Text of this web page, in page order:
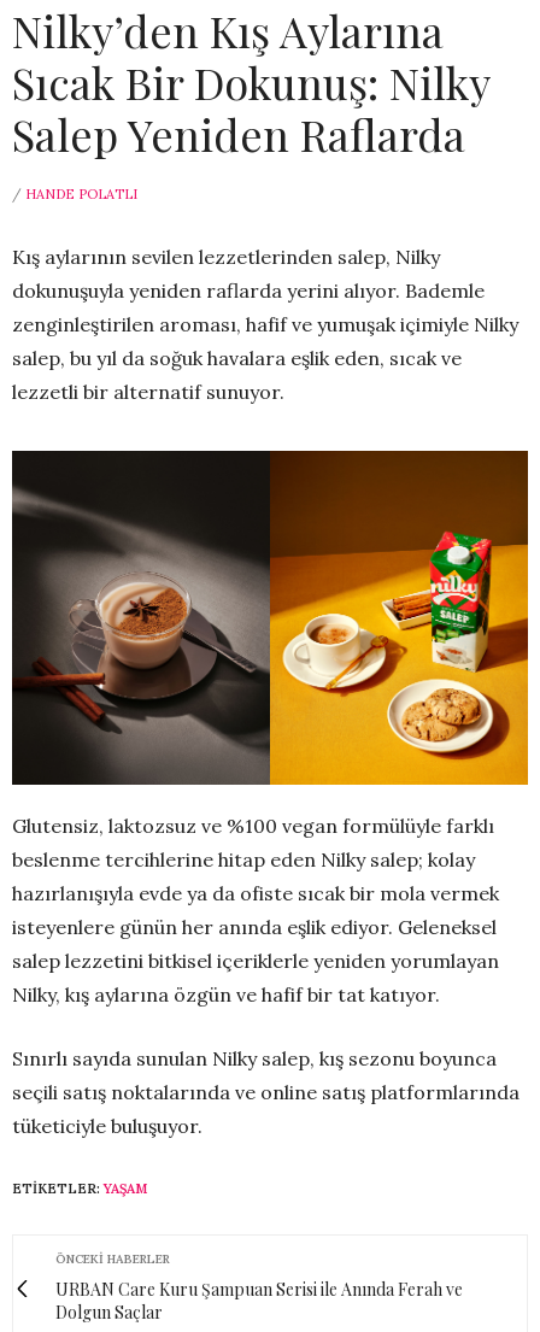
Nilky’den Kış Aylarına
Sıcak Bir Dokunuş: Nilky
Salep Yeniden Raflarda
/ HANDE POLATLI
Kış aylarının sevilen lezzetlerinden salep, Nilky
dokunuşuyla yeniden raflarda yerini alıyor. Bademle
zenginleştirilen aroması, hafif ve yumuşak içimiyle Nilky
salep, bu yıl da soğuk havalara eşlik eden, sıcak ve
lezzetli bir alternatif sunuyor.
Glutensiz, laktozsuz ve %100 vegan formülüyle farklı
beslenme tercihlerine hitap eden Nilky salep; kolay
hazırlanışıyla evde ya da ofiste sıcak bir mola vermek
isteyenlere günün her anında eşlik ediyor. Geleneksel
salep lezzetini bitkisel içeriklerle yeniden yorumlayan
Nilky, kış aylarına özgün ve hafif bir tat katıyor.
Sınırlı sayıda sunulan Nilky salep, kış sezonu boyunca
seçili satış noktalarında ve online satış platformlarında
tüketiciyle buluşuyor.
ETIKETLER:YAŞAM
ÖNCEKI HABERLER
URBAN Care Kuru Şampuan Serisi ile Anında Ferah ve
Dolgun Saçlar